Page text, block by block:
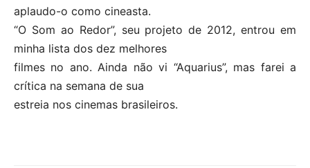
aplaudo-o como cineasta.
“O Som ao Redor”, seu projeto de 2012, entrou em
minha lista dos dez melhores
filmes no ano. Ainda não vi “Aquarius”, mas farei a
crítica na semana de sua
estreia nos cinemas brasileiros.